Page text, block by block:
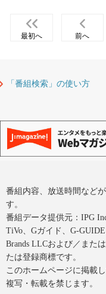
最初へ 前へ
「番組検索」の使い方
番組内容、放送時間など
す。
番組データ提供元：IPG
TiVo、Gガイド、G-
Brands LLCおよび／また
たは登録商標です。
このホームページに掲載
複写・転載を禁じます。